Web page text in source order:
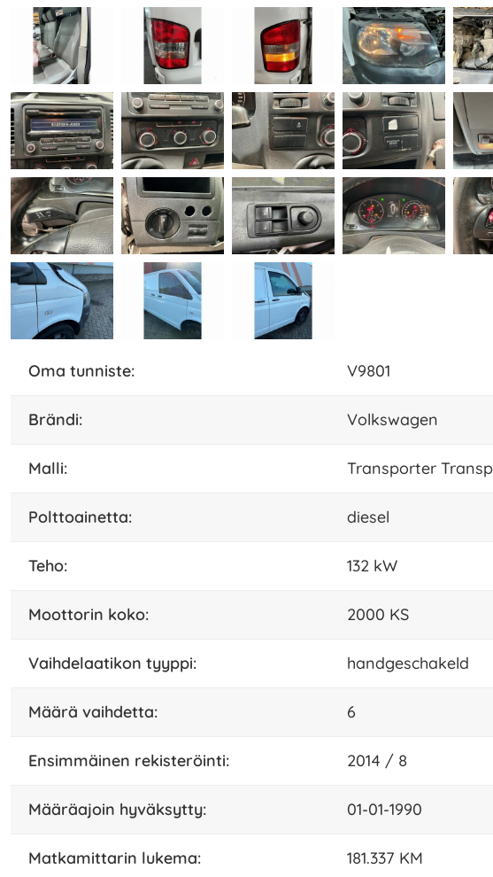
oma tunniste: V9801
Brändi: Volkswagen
malli: Transporter
polttoainetta: diesel
teho: 132 kW
moottorin koko: 2000 KS
vaihdelaatikon tyyppi: handgeschakeld
määrä vaihdetta: 6
Ensimmäinen rekisteröinti: 2014 / 8
määräajoin hyväksytty: 01-01-1990
matkamittarin lukema: 181.337 KM